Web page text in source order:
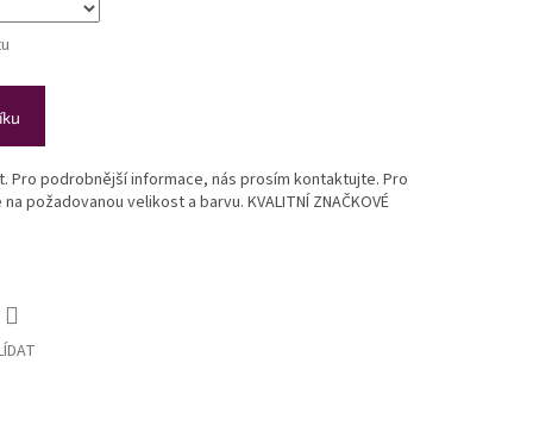
Pro podrobnější informace, nás prosím kontaktujte. Pro
požadovanou velikost a barvu. KVALITNÍ ZNAČKOVÉ